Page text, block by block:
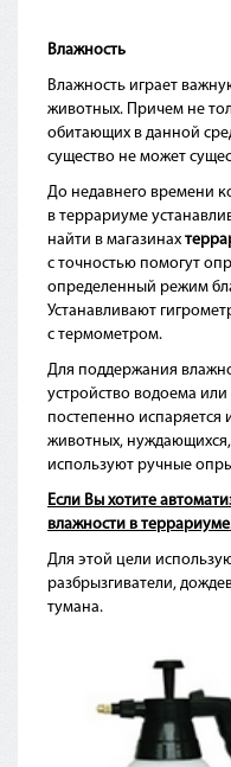
Влажность
Влажность играет
животных. Причем не
обитающих в данной
существо не может
До недавнего времени
в террариуме
найти в магазинах
с точностью помогут
определенный режим
Устанавливают
с термометром.
Для поддержания
устройство водоема
постепенно испаряется
животных,
используют ручные
Если Вы хотите
влажности в террариуме
Для этой цели
разбрызгиватели,
тумана.